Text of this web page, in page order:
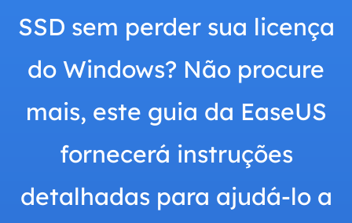
SSD sem perder sua licença
do Windows? Não procure
mais, este guia da EaseUS
fornecerá instruções
detalhadas para ajudá-lo a